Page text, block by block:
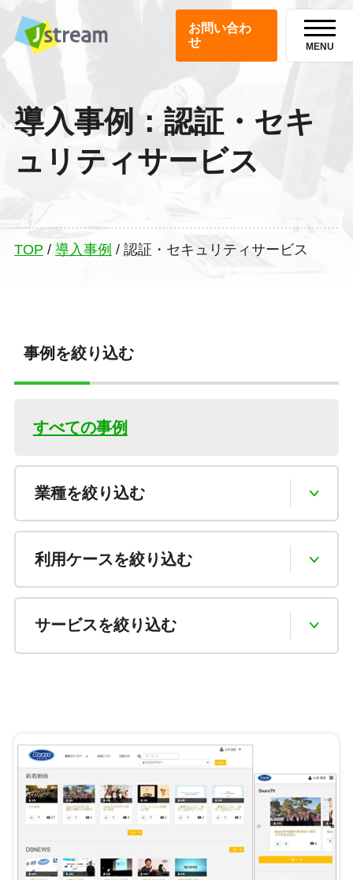
お問い合わ
せ
MENU
導入事例：認証・セキ
ュリティサービス
TOP / 導入事例 / 認証・セキュリティサービス
事例を絞り込む
すべての事例